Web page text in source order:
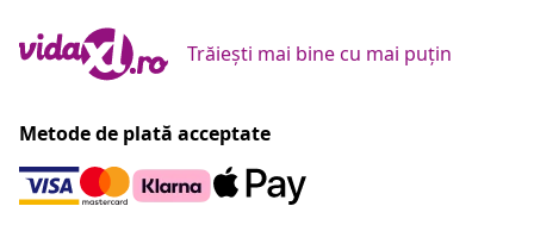
Trăiești mai bine cu mai puțin
Metode de plată acceptate